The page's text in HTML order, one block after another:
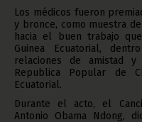
Los médicos fueron
y bronce, como muestra
hacia el buen trabajo
Guinea Ecuatorial,
relaciones de amistad
Republica Popular de
Ecuatorial.
Durante el acto, el
Antonio Obama Ndong,